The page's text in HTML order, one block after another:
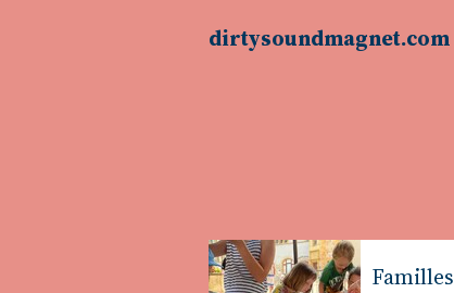
dirtysoundmagnet.com
Familles